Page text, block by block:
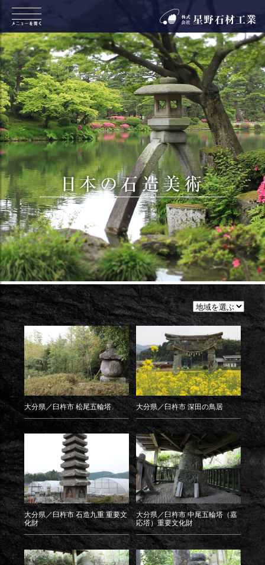
各
地
の
石
像
美
術
を
見
る
大分県／臼杵市 松尾五輪塔 大分県／臼杵市 深田の鳥居
大分県／臼杵市 石造九重 重要文
化財
大分県／臼杵市 中尾五輪塔（嘉
応塔）重要文化財